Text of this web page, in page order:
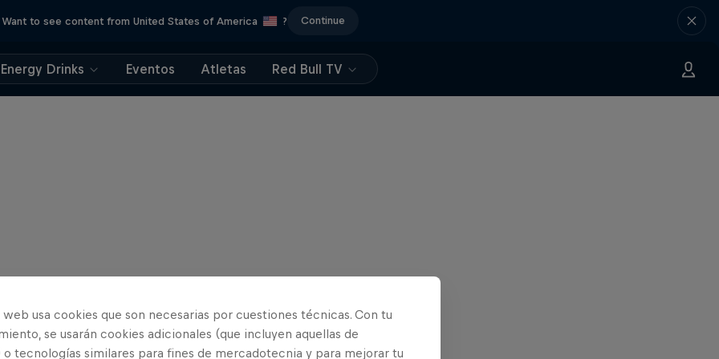
Want to see content from United States of America ? Continue
Energy Drinks Eventos Atletas Red Bull TV
web usa cookies que son necesarias por cuestiones técnicas. Con tu
se usarán cookies adicionales (que incluyen aquellas de
tecnologías similares para fines de mercadotecnia y para mejorar tu